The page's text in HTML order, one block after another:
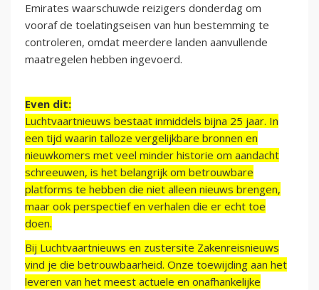
Emirates waarschuwde reizigers donderdag om
vooraf de toelatingseisen van hun bestemming te
controleren, omdat meerdere landen aanvullende
maatregelen hebben ingevoerd.
Even dit:
Luchtvaartnieuws bestaat inmiddels bijna 25 jaar. In
een tijd waarin talloze vergelijkbare bronnen en
nieuwkomers met veel minder historie om aandacht
schreeuwen, is het belangrijk om betrouwbare
platforms te hebben die niet alleen nieuws brengen,
maar ook perspectief en verhalen die er echt toe
doen.
Bij Luchtvaartnieuws en zustersite Zakenreisnieuws
vind je die betrouwbaarheid. Onze toewijding aan het
leveren van het meest actuele en onafhankelijke